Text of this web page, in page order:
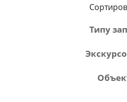
Типу